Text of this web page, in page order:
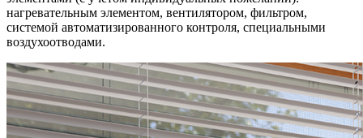
нагревательным элементом, вентилятором, фильтром,
системой автоматизированного контроля, специальными
воздухоотводами.